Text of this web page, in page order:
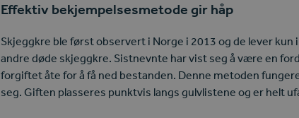
Effektiv bekjempelsesmetode gir håp
Skjeggkre ble først observert i Norge i 2013 og de lever
andre døde skjeggkre. Sistnevnte har vist seg å være en
forgiftet åte for å få ned bestanden. Denne metoden
seg. Giften plasseres punktvis langs gulvlistene og er helt